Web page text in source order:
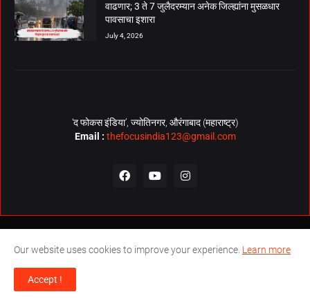
वाढणार; 3 ते 7 जुलैदरम्यान अनेक जिल्ह्यांना मुसळधार
पावसाचा इशारा
July 4, 2026
‘द फोकस इंडिया’, ज्योतिनगर, औरंगाबाद (महाराष्ट्र)
Email : thefocusindia123@gmail.com
© Copyrights 2026. All Rights Reserved. Technical Support by
About Us Contact Us The Focus India Policy
Our website uses cookies to improve your experience. Learn more
Accept !